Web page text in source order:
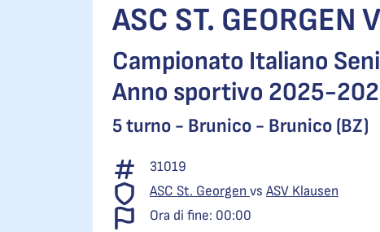
ASC ST. GEORGEN
Campionato Italiano
Anno sportivo 2025-
5 turno - Brunico - Brunico (BZ)
31019
ASC St. Georgen vs ASV Klausen
Ora di fine: 00:00